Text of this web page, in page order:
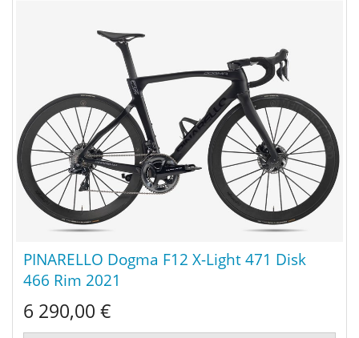
PINARELLO Dogma F12 X-Light 471 Disk
466 Rim 2021
6 290,00 €